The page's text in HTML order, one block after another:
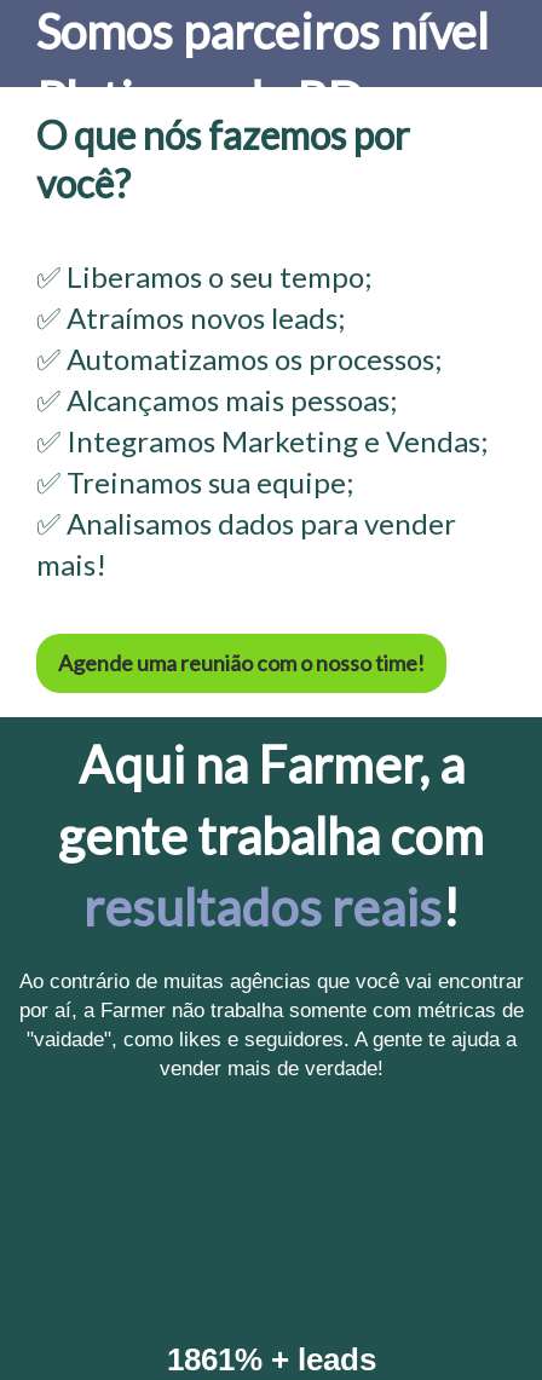
Somos parceiros nível
Platinum da RD
Station!
O que nós fazemos por
você?
✅ Liberamos o seu tempo;
✅ Atraímos novos leads;
✅ Automatizamos os processos;
✅ Alcançamos mais pessoas;
✅ Integramos Marketing e Vendas;
✅ Treinamos sua equipe;
✅ Analisamos dados para vender
mais!
Agende uma reunião com o nosso time!
Aqui na Farmer, a
gente trabalha com
resultados reais!
Ao contrário de muitas agências que você vai encontrar
por aí, a Farmer não trabalha somente com métricas de
"vaidade", como likes e seguidores. A gente te ajuda a
vender mais de verdade!
1861% + leads